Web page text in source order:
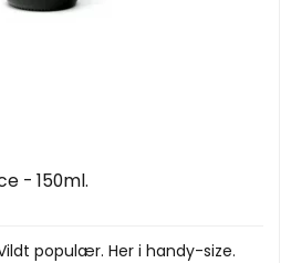
- 150ml.
populær. Her i handy-size.